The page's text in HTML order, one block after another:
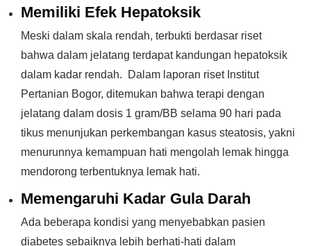
Memiliki Efek Hepatoksik
Meski dalam skala rendah, terbukti berdasar riset
bahwa dalam jelatang terdapat kandungan hepatoksik
dalam kadar rendah. Dalam laporan riset Institut
Pertanian Bogor, ditemukan bahwa terapi dengan
jelatang dalam dosis 1 gram/BB selama 90 hari pada
tikus menunjukan perkembangan kasus steatosis, yakni
menurunnya kemampuan hati mengolah lemak hingga
mendorong terbentuknya lemak hati.
Memengaruhi Kadar Gula Darah
Ada beberapa kondisi yang menyebabkan pasien
diabetes sebaiknya lebih berhati-hati dalam